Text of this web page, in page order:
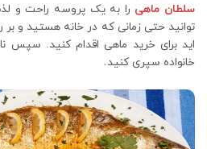
سلطان ماهی را به یک پروسه راحت و
توانید حتی زمانی که در خانه هستید و
اید برای خرید ماهی اقدام کنید. سپس
خانواده سپری کنید.